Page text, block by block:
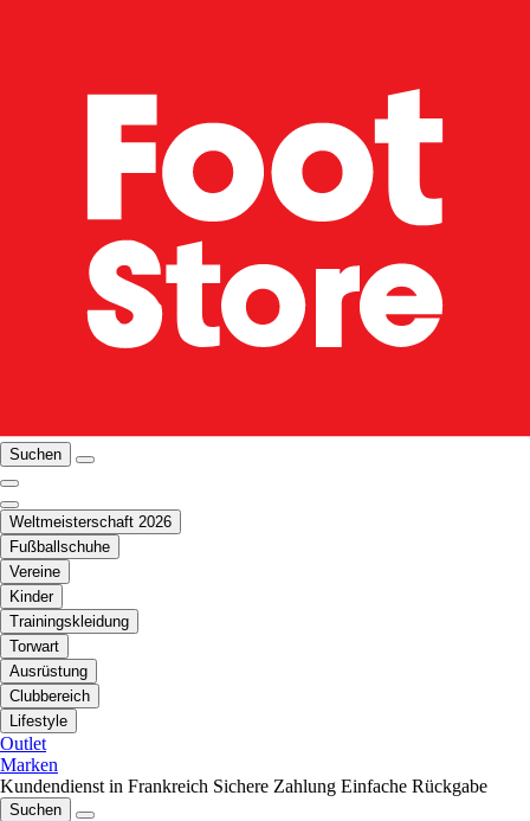
Suchen
Weltmeisterschaft 2026
Fußballschuhe
Vereine
Kinder
Trainingskleidung
Torwart
Ausrüstung
Clubbereich
Lifestyle
Outlet
Marken
Kundendienst in Frankreich Sichere Zahlung Einfache Rückgabe
Suchen